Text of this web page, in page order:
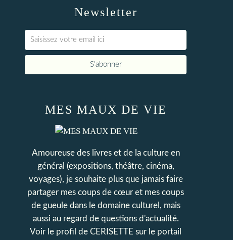
Newsletter
MES MAUX DE VIE
Amoureuse des livres et de la culture en
général (expositions, théâtre, cinéma,
voyages), je souhaite plus que jamais faire
partager mes coups de cœur et mes coups
de gueule dans le domaine culturel, mais
aussi au regard de questions d'actualité.
Voir le profil de CERISETTE sur le portail